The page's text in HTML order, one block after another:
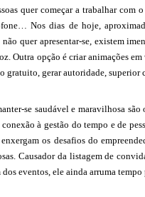
quer começar a trabalhar
Nos dias de hoje,
quer apresentar-se, existem
Outra opção é criar animações
gratuito, gerar autoridade, superior
se saudável e maravilhosa
à gestão do tempo e de
os desafios do
Causador da listagem de
eventos, ele ainda arruma